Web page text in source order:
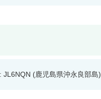
JL6NQN (鹿児島県沖永良部島)